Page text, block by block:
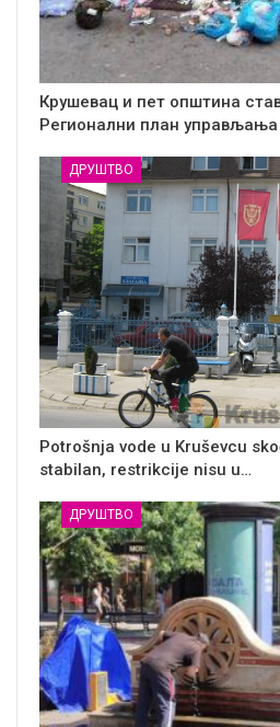
Крушевац и пет општина
Регионални план
ДРУШТВО
Potrošnja vode u Kruševcu
stabilan, restrikcije nisu u…
ДРУШТВО